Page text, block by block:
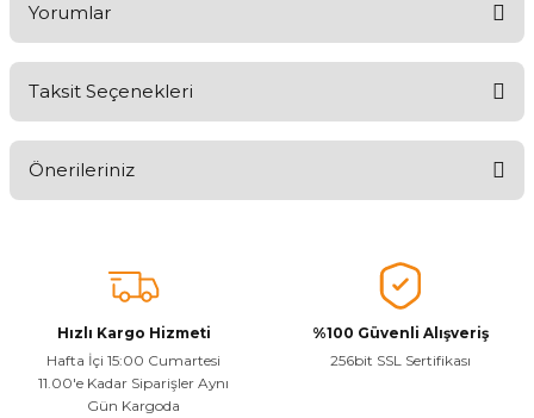
Yorumlar
Ürünü Değerlendir
Taksit Seçenekleri
Önerileriniz
tarafımıza iletebilirsiniz.
Görüş ve önerileriniz için teşekkür ederiz.
Ürün resmi kalitesiz, bozuk veya görüntülenemiyor.
Ürün açıklamasında eksik bilgiler bulunuyor.
Hızlı Kargo Hizmeti
Hafta İçi 15:00 Cumartesi
11.00'e Kadar Siparişler Aynı
Gün Kargoda
%100 Güvenli Alışveriş
256bit SSL Sertifikası